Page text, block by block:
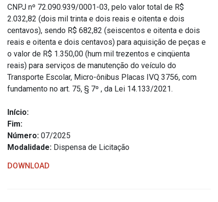
CNPJ nº 72.090.939/0001-03, pelo valor total de R$
2.032,82 (dois mil trinta e dois reais e oitenta e dois
centavos), sendo R$ 682,82 (seiscentos e oitenta e dois
reais e oitenta e dois centavos) para aquisição de peças e
o valor de R$ 1.350,00 (hum mil trezentos e cinqüenta
reais) para serviços de manutenção do veículo do
Transporte Escolar, Micro-ônibus Placas IVQ 3756, com
fundamento no art. 75, § 7º , da Lei 14.133/2021.
Início:
Fim:
Número: 07/2025
Modalidade: Dispensa de Licitação
DOWNLOAD